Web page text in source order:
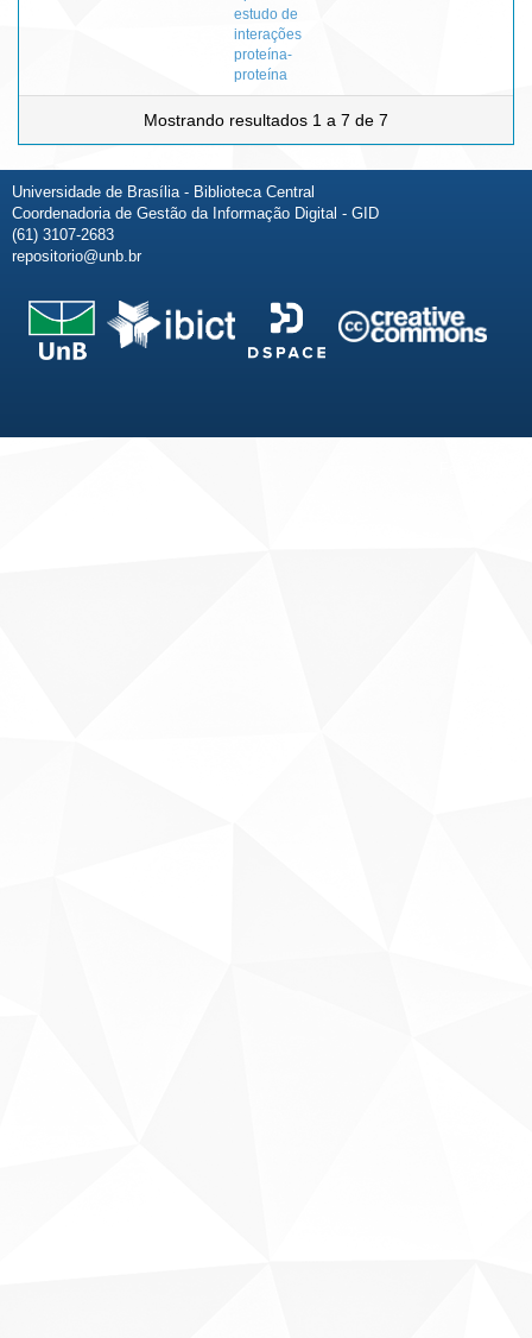
estudo de
interações
proteína-
proteína
Mostrando resultados 1 a 7 de 7
Universidade de Brasília - Biblioteca Central
Coordenadoria de Gestão da Informação Digital - GID
(61) 3107-2683
repositorio@unb.br